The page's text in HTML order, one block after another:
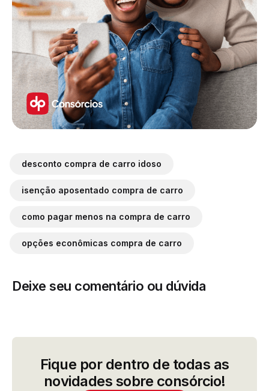
desconto compra de carro idoso
isenção aposentado compra de carro
como pagar menos na compra de carro
opções econômicas compra de carro
Deixe seu comentário ou dúvida
Fique por dentro de todas as
novidades sobre consórcio!